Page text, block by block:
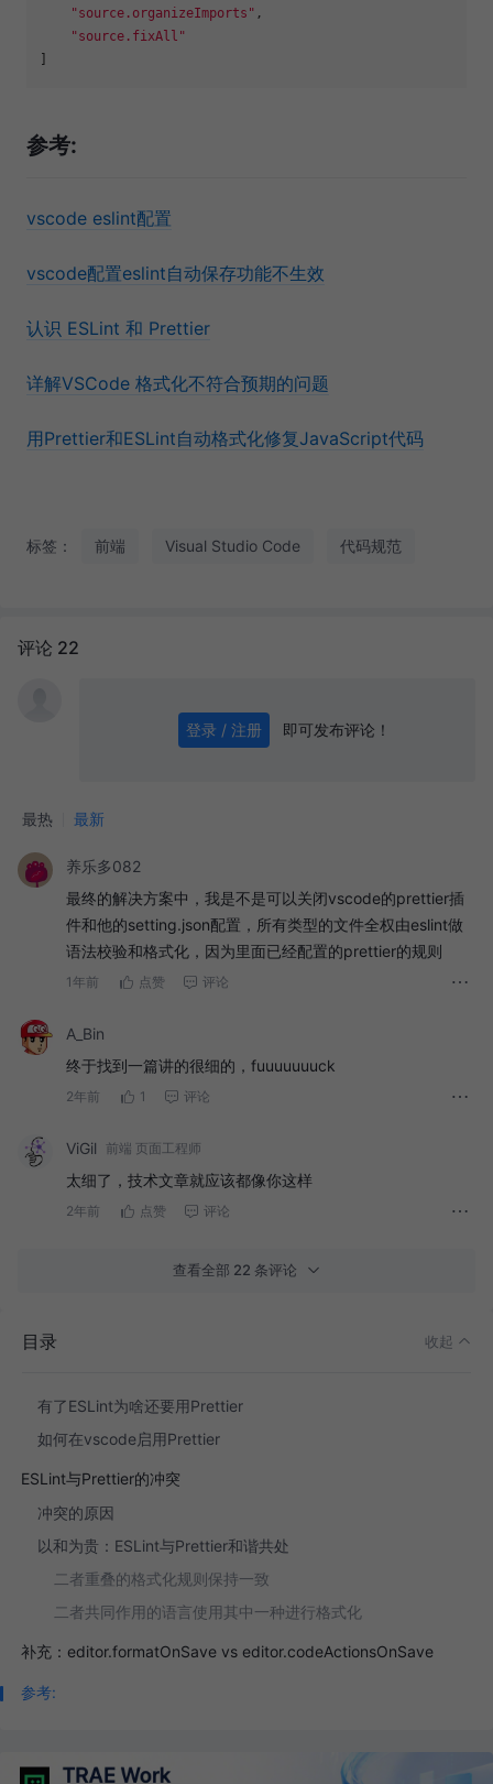
"source.organizeImports" ,
"source.fixAll"
参考:
vscode eslint配置
vscode配置eslint自动保存功能不生效
认识 ESLint 和 Prettier
详解VSCode 格式化不符合预期的问题
用Prettier和ESLint自动格式化修复JavaScript代码
标签： 前端 Visual Studio Code 代码规范
评论 22
登录 / 注册 即可发布评论！
最热 最新
养乐多082
最终的解决方案中，我是不是可以关闭vscode的prettier插
件和他的setting.json配置，所有类型的文件全权由eslint做
语法校验和格式化，因为里面已经配置的prettier的规则
1年前 点赞 评论
A_Bin
终于找到一篇讲的很细的，fuuuuuuuck
2年前 1 评论
ViGil 前端 页面工程师
太细了，技术文章就应该都像你这样
2年前 点赞 评论
查看全部 22 条评论
目录 收起
Prettier介绍
有了ESLint为啥还要用Prettier
如何在vscode启用Prettier
ESLint与Prettier的冲突
冲突的原因
以和为贵：ESLint与Prettier和谐共处
二者重叠的格式化规则保持一致
二者共同作用的语言使用其中一种进行格式化
补充：editor.formatOnSave vs editor.codeActionsOnSave
参考: